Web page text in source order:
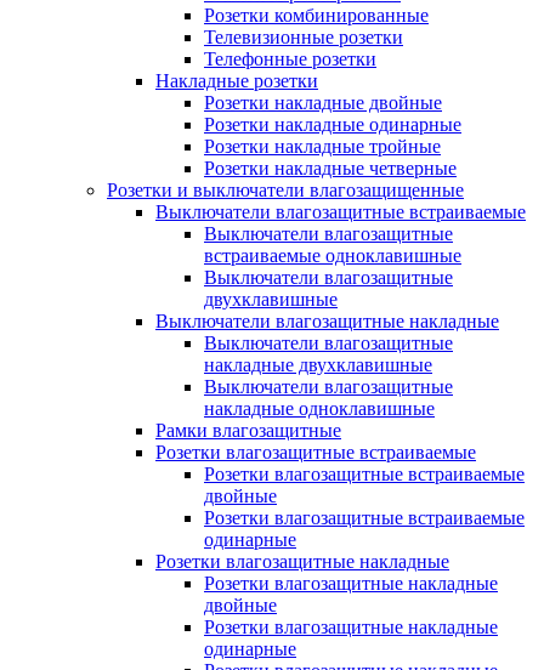
Розетки комбинированные
Телевизионные розетки
Телефонные розетки
Накладные розетки
Розетки накладные двойные
Розетки накладные одинарные
Розетки накладные тройные
Розетки накладные четверные
Розетки и выключатели влагозащищенные
Выключатели влагозащитные встраиваемые
Выключатели влагозащитные
встраиваемые одноклавишные
Выключатели влагозащитные
двухклавишные
Выключатели влагозащитные накладные
Выключатели влагозащитные
накладные двухклавишные
Выключатели влагозащитные
накладные одноклавишные
Рамки влагозащитные
Розетки влагозащитные встраиваемые
Розетки влагозащитные встраиваемые
двойные
Розетки влагозащитные встраиваемые
одинарные
Розетки влагозащитные накладные
Розетки влагозащитные накладные
двойные
Розетки влагозащитные накладные
одинарные